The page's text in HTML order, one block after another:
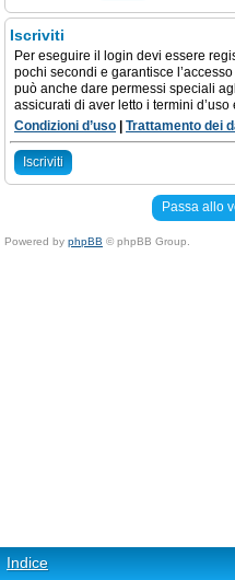
Iscriviti
Per eseguire il login devi essere
pochi secondi e garantisce
può anche dare permessi speciali
assicurati di aver letto i termini
Condizioni d’uso
Trattamento dei
Iscriviti
Passa allo
Powered by phpBB © phpBB Group.
Indice